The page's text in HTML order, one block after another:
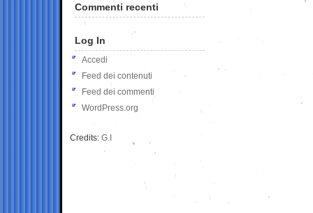
Commenti recenti
Log In
Accedi
Feed dei contenuti
Feed dei commenti
WordPress.org
Credits: G.I